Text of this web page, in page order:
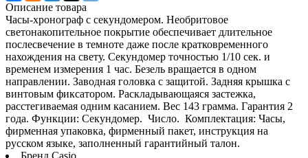
Описание товара
Часы-хронограф с секундомером. Необритовое
светонакопительное покрытие обеспечивает длительное
послесвечение в темноте даже после кратковременного
нахождения на свету. Секундомер точностью 1/10 сек. и
временем измерения 1 час. Безель вращается в одном
направлении. Заводная головка с защитой. Задняя крышка с
винтовым фиксатором. Раскладывающаяся застежка,
расстегиваемая одним касанием. Вес 143 грамма. Гарантия 2
года. Функции: Секундомер. Число. Комплектация: Часы,
фирменная упаковка, фирменный пакет, инструкция на
русском языке, заполненный гарантийный талон.
Бренд Casio